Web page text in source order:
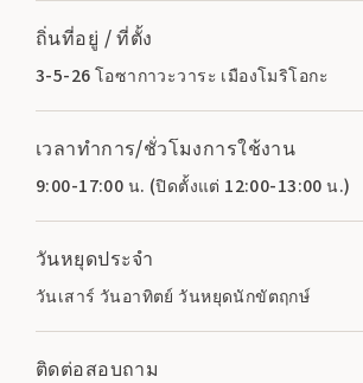
ถิ่นที่อยู่ / ที่ตั้ง
3-5-26 โอซากาวะวาระ เมืองโมริโอกะ
เวลาทำการ/ชั่วโมงการใช้งาน
9:00-17:00 น. (ปิดตั้งแต่ 12:00-13:00 น.)
วันหยุดประจำ
วันเสาร์ วันอาทิตย์ วันหยุดนักขัตฤกษ์
ติดต่อสอบถาม